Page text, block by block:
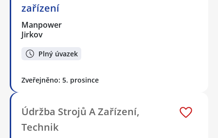
zařízení
Manpower
Jirkov
Plný úvazek
Zveřejněno: 5. prosince
Údržba Strojů A Zařízení,
Technik